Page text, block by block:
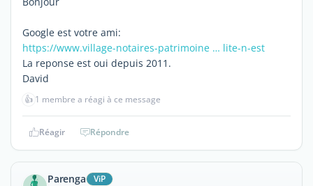
Google est votre ami:
https://www.village-notaires-patrimoine … lite-n-est
La reponse est oui depuis 2011.
David
👍 1 membre a réagi à ce message
Réagir Répondre
Parenga ViP